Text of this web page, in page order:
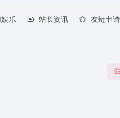
娱乐 站长资讯 友链申请